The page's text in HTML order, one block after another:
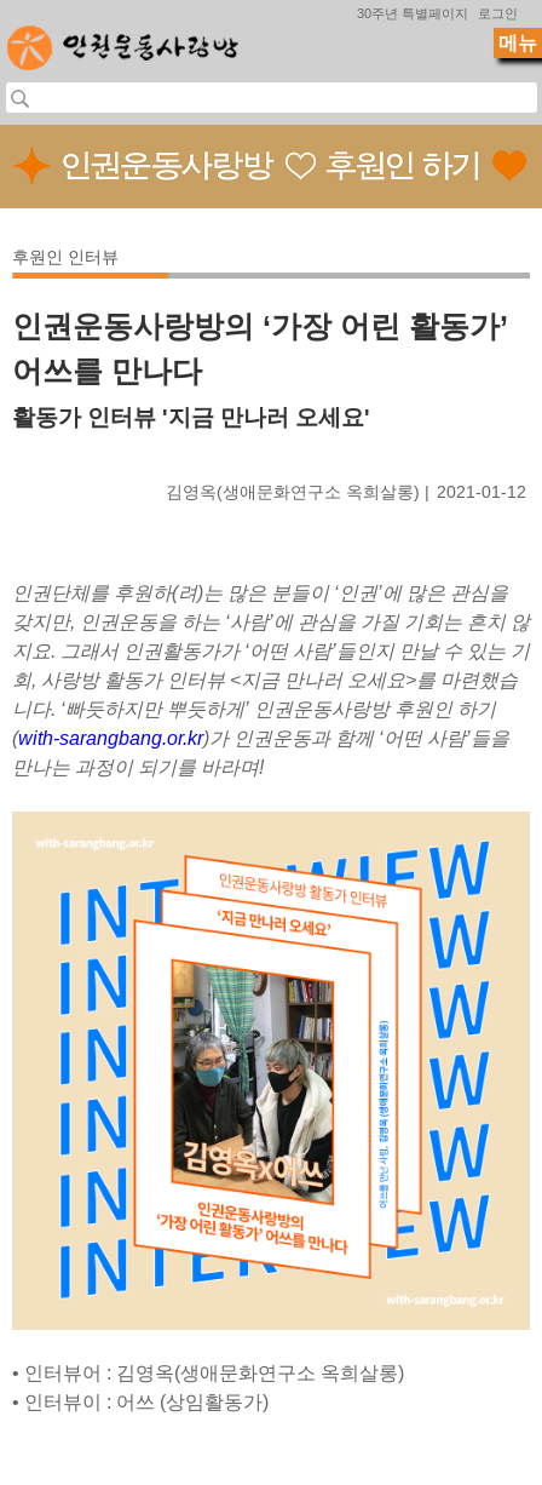
30주년 특별페이지 로그인
후원인 인터뷰
인권운동사랑방의 ‘가장 어린 활동가’
어쓰를 만나다
활동가 인터뷰 '지금 만나러 오세요'
김영옥(생애문화연구소 옥희살롱) 2021-01-12
인권단체를 후원하(려)는 많은 분들이 ‘인권’에 많은 관심을
갖지만, 인권운동을 하는 ‘사람’에 관심을 가질 기회는 흔치 않
지요. 그래서 인권활동가가 ‘어떤 사람’들인지 만날 수 있는 기
회, 사랑방 활동가 인터뷰 <지금 만나러 오세요>를 마련했습
니다. ‘빠듯하지만 뿌듯하게’ 인권운동사랑방 후원인 하기
(with-sarangbang.or.kr)가 인권운동과 함께 ‘어떤 사람’들을
만나는 과정이 되기를 바라며!
• 인터뷰어 : 김영옥(생애문화연구소 옥희살롱)
• 인터뷰이 : 어쓰 (상임활동가)
메뉴